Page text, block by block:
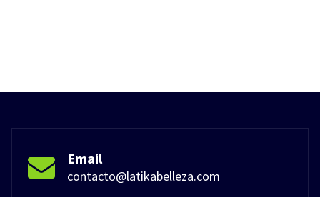
Email
contacto@latikabelleza.com